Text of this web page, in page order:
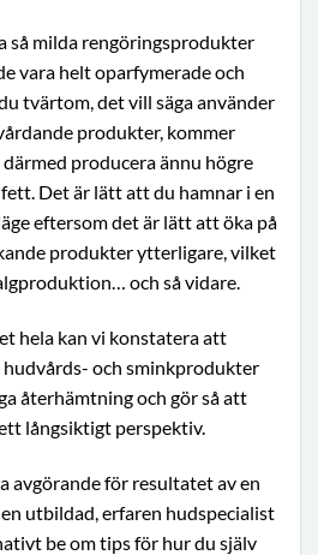
så milda rengöringsprodukter
vara helt oparfymerade och
tvärtom, det vill säga använder
produkter, kommer
producera ännu högre
Det är lätt att du hamnar i en
eftersom det är lätt att öka på
produkter ytterligare, vilket
och så vidare.
hela kan vi konstatera att
hudvårds- och sminkprodukter
återhämtning och gör så att
långsiktigt perspektiv.
avgörande för resultatet av en
utbildad, erfaren hudspecialist
be om tips för hur du själv